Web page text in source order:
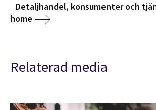
Detaljhandel, konsumenter och
home
Relaterad media